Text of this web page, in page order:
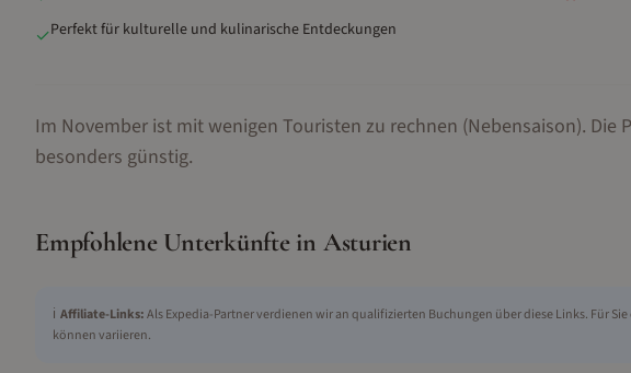
✓Perfekt für kulturelle und kulinarische Entdeckungen
Im November ist mit wenigen Touristen zu rechnen (Nebensaison). Die
besonders günstig.
Empfohlene Unterkünfte in Asturien
ℹ️ Affiliate-Links:Als Expedia-Partner verdienen wir an qualifizierten Buchungen über diese Links. Für
können variieren.